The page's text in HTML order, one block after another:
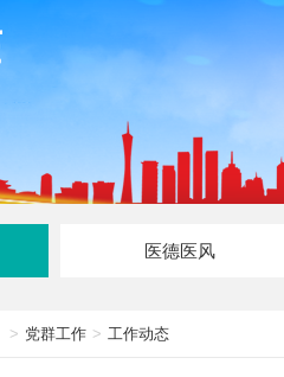
医德医风
党群工作 工作动态